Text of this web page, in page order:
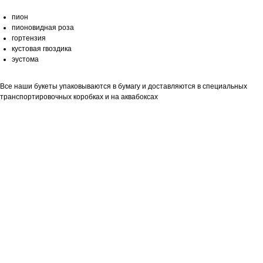
пион
пионовидная роза
гортензия
кустовая гвоздика
эустома
Все наши букеты упаковываются в бумагу и доставляются в специальных
транспортировочных коробках и на аквабоксах